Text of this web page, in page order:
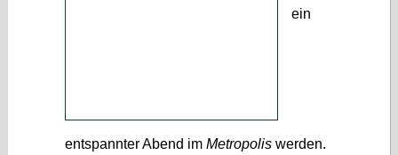
ein
entspannter Abend im Metropoliswerden.